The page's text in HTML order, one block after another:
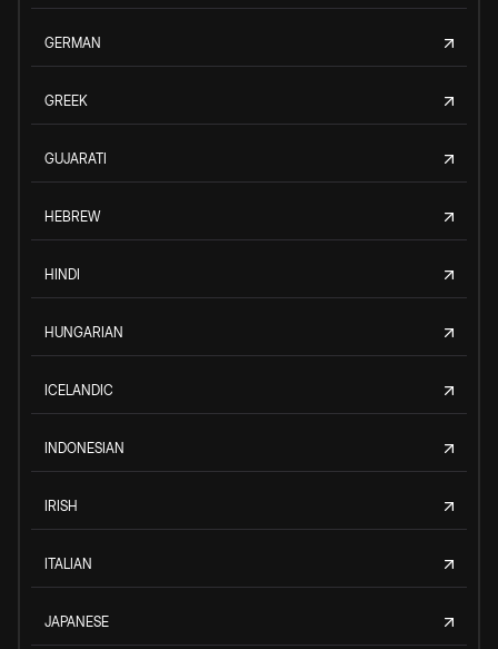
GERMAN
GREEK
GUJARATI
HEBREW
HINDI
HUNGARIAN
ICELANDIC
INDONESIAN
IRISH
ITALIAN
JAPANESE